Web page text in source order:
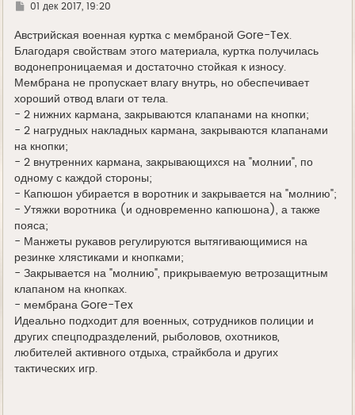
Г01 дек 2017, 19:20
Австрийская военная куртка с мембраной Gore-Tex.
Благодаря свойствам этого материала, куртка получилась
водонепроницаемая и достаточно стойкая к износу.
Мембрана не пропускает влагу внутрь, но обеспечивает
хороший отвод влаги от тела.
- 2 нижних кармана, закрываются клапанами на кнопки;
- 2 нагрудных накладных кармана, закрываются клапанами
на кнопки;
- 2 внутренних кармана, закрывающихся на "молнии", по
одному с каждой стороны;
- Капюшон убирается в воротник и закрывается на "молнию";
- Утяжки воротника (и одновременно капюшона), а также
пояса;
- Манжеты рукавов регулируются вытягивающимися на
резинке хлястиками и кнопками;
- Закрывается на "молнию", прикрываемую ветрозащитным
клапаном на кнопках.
- мембрана Gore-Tex
Идеально подходит для военных, сотрудников полиции и
других спецподразделений, рыболовов, охотников,
любителей активного отдыха, страйкбола и других
тактических игр.